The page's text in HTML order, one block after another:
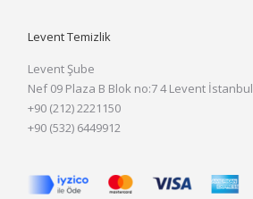
Levent Temizlik
Levent Şube
Nef 09 Plaza B Blok no:7 4 Levent İstanbul
+90 (212) 2221150
+90 (532) 6449912